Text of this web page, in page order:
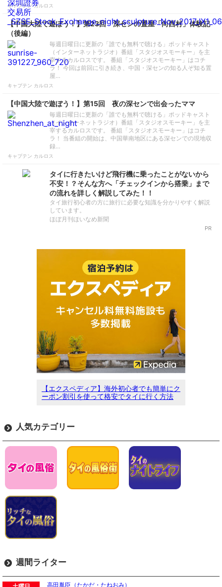
キャプテン カルロス
【中国大陸で遊ぼう！】第23回 深センの置屋「向西村」体験記
（後編）
毎週日曜日に更新の「誰でも無料で聴ける」ポッドキャスト
（インターネットラジオ）番組「スタジオスモーキー」を主
宰するカルロスです。 番組「スタジオスモーキー」はコチ
ラ！ 今回は前回に引き続き、中国・深センの知る人ぞ知る置
屋…
キャプテン カルロス
【中国大陸で遊ぼう！】第15回 夜の深センで出会ったママ
毎週日曜日に更新の「誰でも無料で聴ける」ポッドキャスト
（インターネットラジオ）番組「スタジオスモーキー」を主
宰するカルロスです。 番組「スタジオスモーキー」はコチ
ラ！ 当番組の開始は、中国華南地区にある深センでの現地収
録…
キャプテン カルロス
タイに行きたいけど飛行機に乗ったことがないから
不安！？そんな方へ「チェックインから搭乗」まで
の流れを詳しく解説してみた！！
タイ旅行初心者の方に旅行に必要な知識を分かりやすく解説
しています。
ほぼ月刊ほいなめ新聞
PR
【エクスペディア】海外初心者でも簡単にク
ーポン割引を使って格安でタイに行く方法
人気カテゴリー
週間ライター
高田胤臣（たかだ・たねおみ）